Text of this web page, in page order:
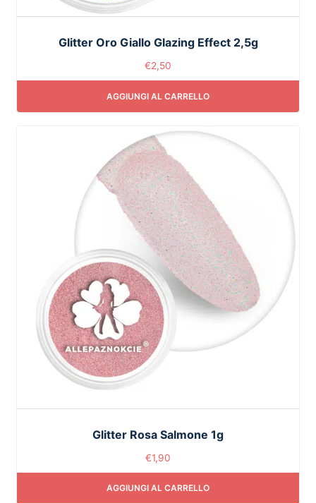
Glitter Oro Giallo Glazing Effect 2,5g
€2,50
AGGIUNGI AL CARRELLO
Glitter Rosa Salmone 1g
€1,90
AGGIUNGI AL CARRELLO